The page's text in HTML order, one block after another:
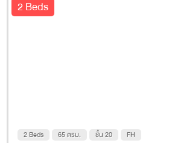
2 Beds
2 Beds 65 ตรม. ชั้น 20 FH